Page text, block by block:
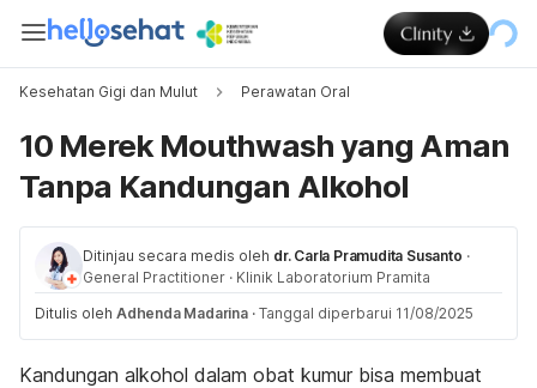
Kesehatan Gigi dan Mulut Perawatan Oral
10 Merek Mouthwash yang Aman
Tanpa Kandungan Alkohol
Ditinjau secara medis oleh dr. Carla Pramudita Susanto ·
General Practitioner · Klinik Laboratorium Pramita
Ditulis oleh Adhenda Madarina · Tanggal diperbarui 11/08/2025
Kandungan alkohol dalam obat kumur bisa membuat